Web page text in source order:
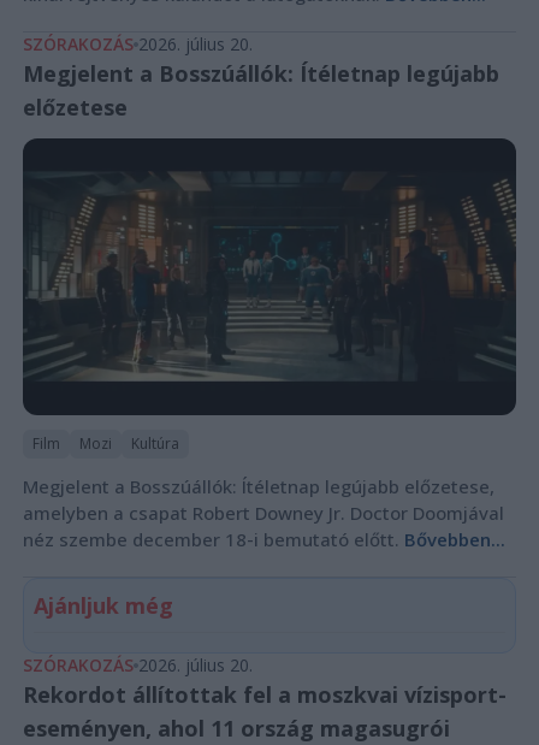
SZÓRAKOZÁS 2026. július 20.
Megjelent a Bosszúállók: Ítéletnap legújabb
előzetese
Film Mozi Kultúra
Megjelent a Bosszúállók: Ítéletnap legújabb előzetese,
amelyben a csapat Robert Downey Jr. Doctor Doomjával
néz szembe december 18-i bemutató előtt. Bővebben...
Ajánljuk még
SZÓRAKOZÁS 2026. július 20.
Rekordot állítottak fel a moszkvai vízisport-
eseményen, ahol 11 ország magasugrói